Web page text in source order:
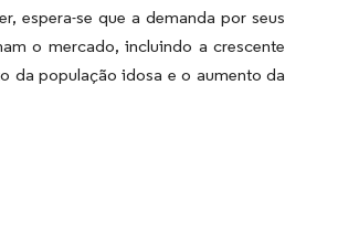
espera-se que a demanda por seus
o mercado, incluindo a crescente
da população idosa e o aumento da